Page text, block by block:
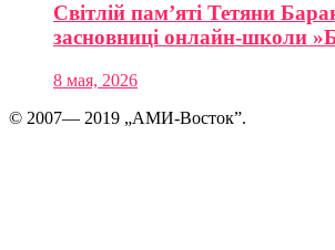
Світлій пам’яті Тетяни
засновниці онлайн-школи
8 мая, 2026
© 2007— 2019 „АМИ-Восток”.